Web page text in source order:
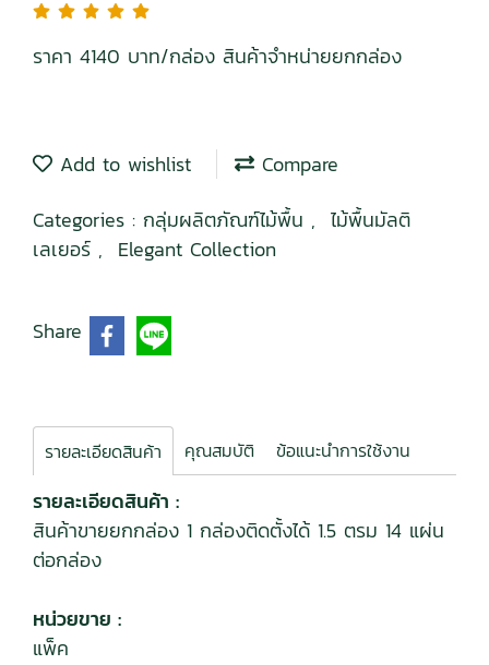
ราคา 4140 บาท/กล่อง สินค้าจำหน่ายยกกล่อง
Add to wishlist
Compare
Categories : กลุ่มผลิตภัณฑ์ไม้พื้น , ไม้พื้นมัลติ
เลเยอร์ , Elegant Collection
Share
รายละเอียดสินค้า คุณสมบัติ ข้อแนะนำการใช้งาน
รายละเอียดสินค้า :
สินค้าขายยกกล่อง 1 กล่องติดตั้งได้ 1.5 ตรม 14 แผ่น
ต่อกล่อง
หน่วยขาย :
แพ็ค